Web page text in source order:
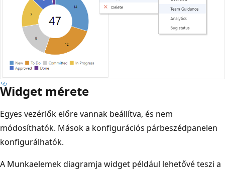
Widget mérete
Egyes vezérlők előre vannak beállítva, és nem
módosíthatók. Mások a konfigurációs párbeszédpanelen
konfigurálhatók.
A Munkaelemek diagramja widget például lehetővé teszi a